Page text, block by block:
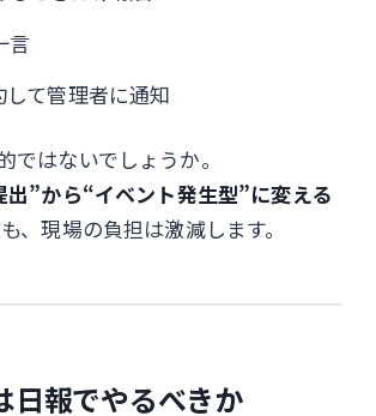
言
して管理者に通知
ではないでしょうか。
出”から“イベント発生型”に変える
、現場の負担は激減します。
日報でやるべきか